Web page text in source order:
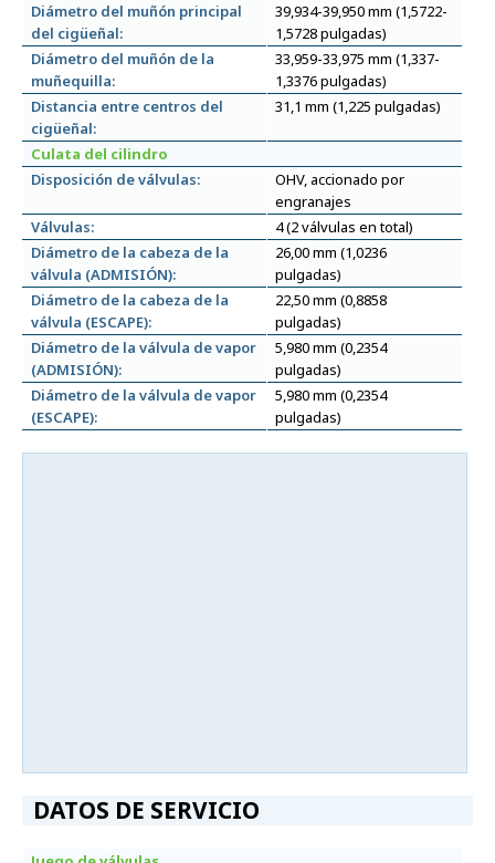
Diámetro del muñón principal
del cigüeñal:
39,934-39,950 mm (1,5722-
1,5728 pulgadas)
Diámetro del muñón de la
muñequilla:
33,959-33,975 mm (1,337-
1,3376 pulgadas)
Distancia entre centros del
cigüeñal:
31,1 mm (1,225 pulgadas)
Culata del cilindro
Disposición de válvulas:
OHV, accionado por
engranajes
Válvulas:
4 (2 válvulas en total)
Diámetro de la cabeza de la
válvula (ADMISIÓN):
26,00 mm (1,0236
pulgadas)
Diámetro de la cabeza de la
válvula (ESCAPE):
22,50 mm (0,8858
pulgadas)
Diámetro de la válvula de vapor
(ADMISIÓN):
5,980 mm (0,2354
pulgadas)
Diámetro de la válvula de vapor
(ESCAPE):
5,980 mm (0,2354
pulgadas)
DATOS DE SERVICIO